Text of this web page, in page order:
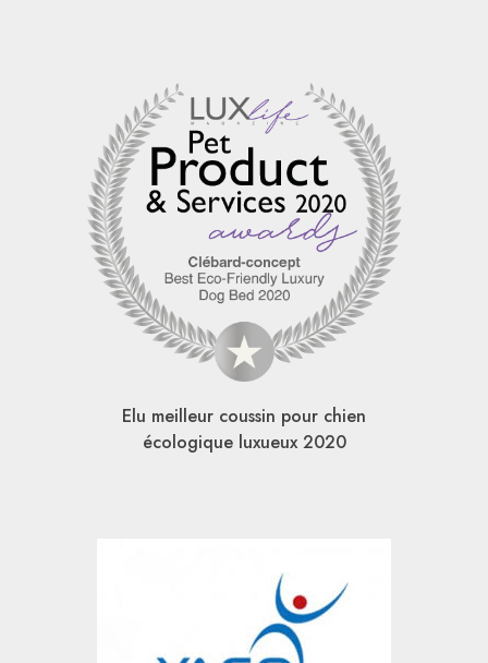
Elu meilleur coussin pour chien
écologique luxueux 2020